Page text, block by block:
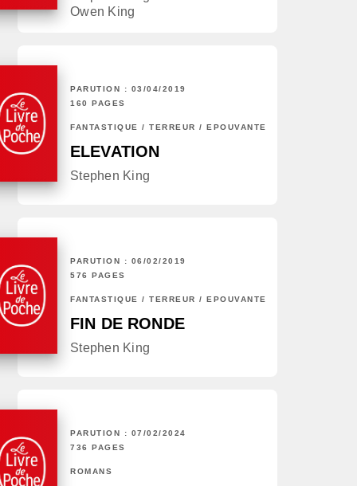
Owen King
PARUTION : 03/04/2019
160 PAGES
FANTASTIQUE / TERREUR / EPOUVANTE
ELEVATION
Stephen King
PARUTION : 06/02/2019
576 PAGES
FANTASTIQUE / TERREUR / EPOUVANTE
FIN DE RONDE
Stephen King
PARUTION : 07/02/2024
736 PAGES
ROMANS